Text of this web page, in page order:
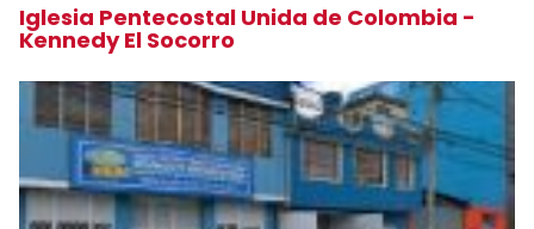
Iglesia Pentecostal Unida de Colombia -
Kennedy El Socorro